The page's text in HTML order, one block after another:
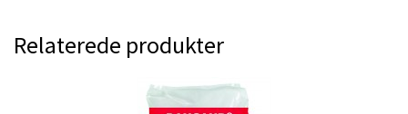
Relaterede produkter